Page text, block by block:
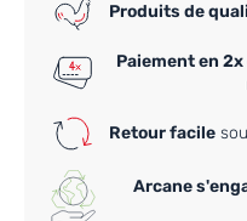
Produits de
Paiement en
Retour facile
Arcane